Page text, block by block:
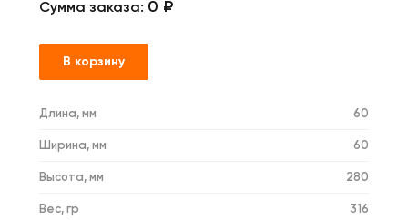
Сумма заказа: 0 ₽
В корзину
Длина, мм 60
Ширина, мм 60
Высота, мм 280
Вес, гр 316